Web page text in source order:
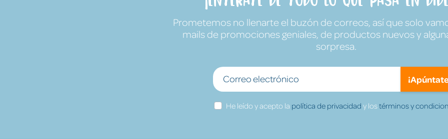
Prometemos no llenarte el buzón de correos, así que solo
mails de promociones geniales, de productos nuevos y
sorpresa.
He leído y acepto la política de privacidad y lostérminos y